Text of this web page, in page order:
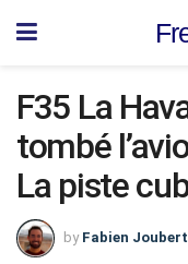
F35 La
tombé
La piste
by Fabien Joubert